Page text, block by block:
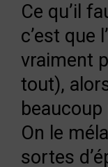
Ce qu’il
c’est que
vraiment
tout),
On le
sortes